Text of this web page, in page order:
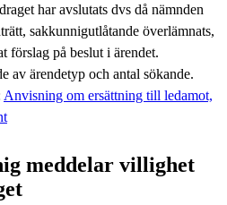
har avslutats dvs då nämnden
sakkunnigutlåtande överlämnats,
förslag på beslut i ärendet.
av ärendetyp och antal sökande.
Anvisning om ersättning till ledamot,
meddelar villighet